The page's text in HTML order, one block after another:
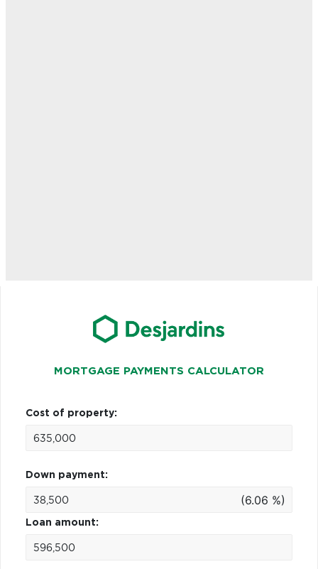
MORTGAGE PAYMENTS CALCULATOR
Cost of property:
Down payment:
(6.06 %)
Loan amount: